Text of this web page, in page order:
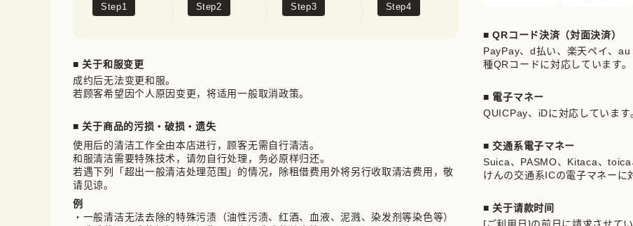
Step1 Step2 Step3 Step4
■ 关于和服变更
成约后无法变更和服。
若顾客希望因个人原因变更，将适用一般取消政策。
■ 关于商品的污损・破损・遗失
使用后的清洁工作全由本店进行，顾客无需自行清洁。
和服清洁需要特殊技术，请勿自行处理，务必原样归还。
若遇下列「超出一般清洁处理范围」的情况，除租借费用外将另行收取清洁费用，敬
请见谅。
例
・一般清洁无法去除的特殊污渍（油性污渍、红酒、血液、泥溅、染发剂等染色等）
■ QRコード決済（対面決済）
PayPay、d払い、楽天ペイ、
種QRコードに対応しています。
■ 電子マネー
QUICPay、iDに対応しています
■ 交通系電子マネー
Suica、PASMO、Kitaca、
けんの交通系ICの電子マネーに
■ 关于请款时间